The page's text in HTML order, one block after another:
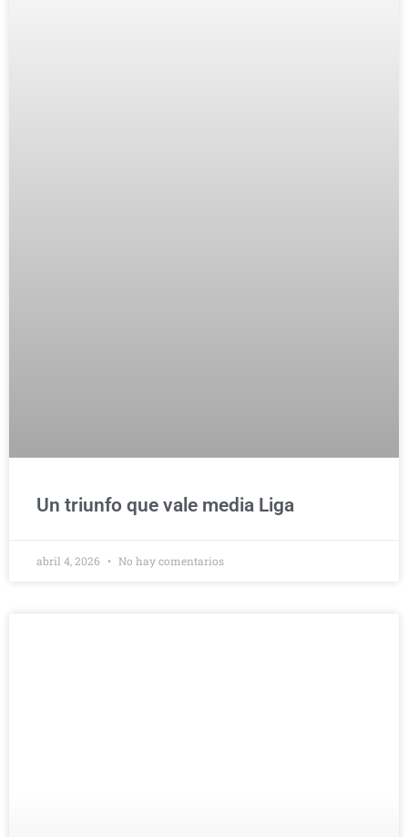
Un triunfo que vale media Liga
abril 4, 2026 No hay comentarios